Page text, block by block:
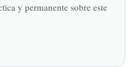
y permanente sobre este